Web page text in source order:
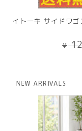
イトーキ サイドワ
¥
NEW ARRIVALS